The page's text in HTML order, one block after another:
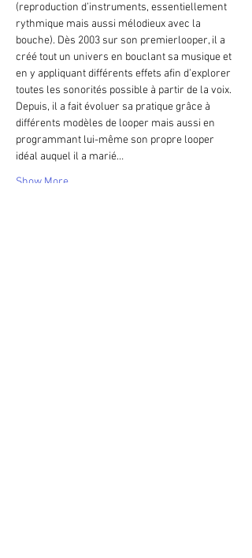
(reproduction d’instruments, essentiellement
rythmique mais aussi mélodieux avec la
bouche). Dès 2003 sur son premierlooper, il a
créé tout un univers en bouclant sa musique et
en y appliquant différents effets afin d’explorer
toutes les sonorités possible à partir de la voix.
Depuis, il a fait évoluer sa pratique grâce à
différents modèles de looper mais aussi en
programmant lui-même son propre looper
idéal auquel il a marié…
Show More